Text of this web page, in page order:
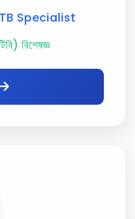
Specialist
বিশেষজ্ঞ